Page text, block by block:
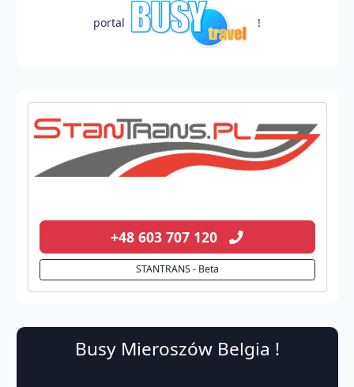
portal !
+48 603 707 120
STANTRANS - Beta
Busy Mieroszów Belgia !